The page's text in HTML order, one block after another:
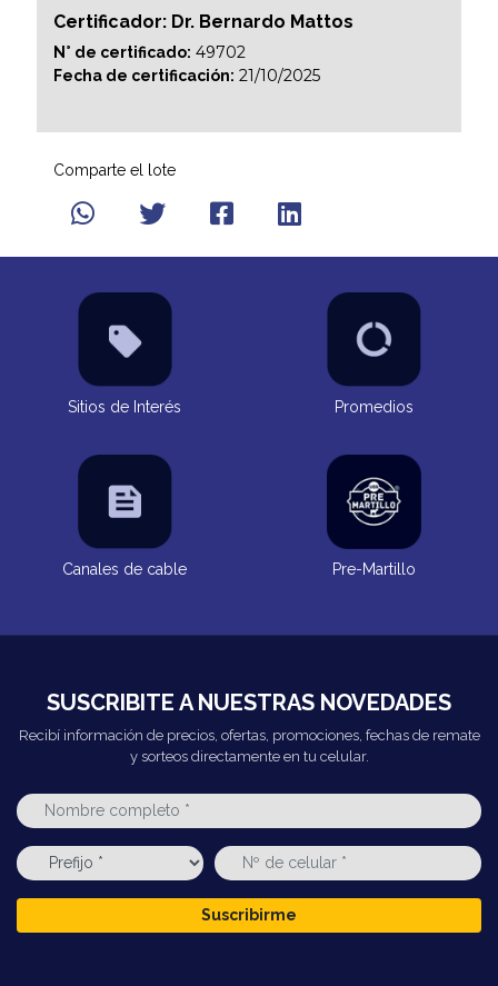
Certificador: Dr. Bernardo Mattos
N° de certificado: 49702
Fecha de certificación: 21/10/2025
Comparte el lote
Sitios de Interés Promedios
Canales de cable Pre-Martillo
SUSCRIBITE A NUESTRAS NOVEDADES
Recibí información de precios, ofertas, promociones, fechas de remate
y sorteos directamente en tu celular.
Suscribirme